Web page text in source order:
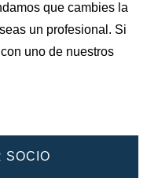
que cambies la
un profesional. Si
uno de nuestros
SOCIO